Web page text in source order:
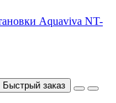
Aquaviva NT-
Быстрый заказ